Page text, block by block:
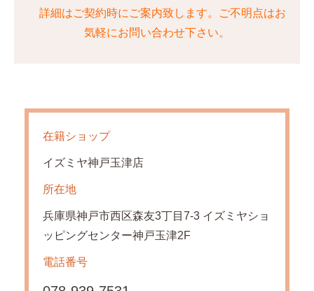
詳細はご契約時にご案内致します。ご不明点はお
気軽にお問い合わせ下さい。
在籍ショップ
イズミヤ神戸玉津店
所在地
兵庫県神戸市西区森友3丁目7-3 イズミヤショ
ッピングセンター神戸玉津2F
電話番号